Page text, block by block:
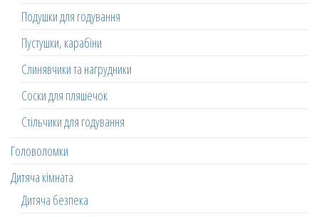
Подушки для годування
Пустушки, карабіни
Слинявчики та нагрудники
Соски для пляшечок
Стільчики для годування
Головоломки
Дитяча кімната
Дитяча безпека